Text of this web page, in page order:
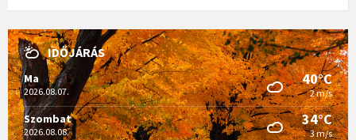
IDŐJÁRÁS
Ma
2026.08.07.
40°C
2 m/s
Szombat
2026.08.08.
34°C
3 m/s